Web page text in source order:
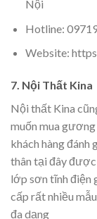
Nội
Hotline:
Website:
7. Nội Thất Kina
Nội thất Kina
muốn mua
khách hàng
thân tại đây được
lớp sơn tĩnh điện
cấp rất nhiều
đa dạng